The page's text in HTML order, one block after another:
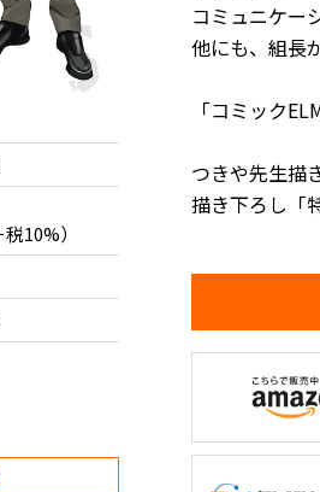
10%）
コミュニケー
他にも、組長
「コミック
つきや先生描
描き下ろし「